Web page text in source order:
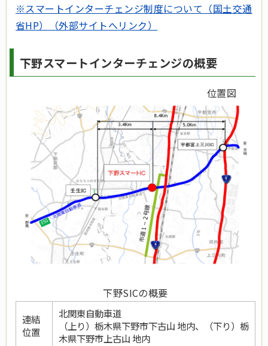
※スマートインターチェンジ制度について（国土交通
省HP）（外部サイトへリンク）
下野スマートインターチェンジの概要
位置図
下野SICの概要
連結
位置
北関東自動車道
（上り）栃木県下野市下古山 地内、（下り）栃
木県下野市上古山 地内